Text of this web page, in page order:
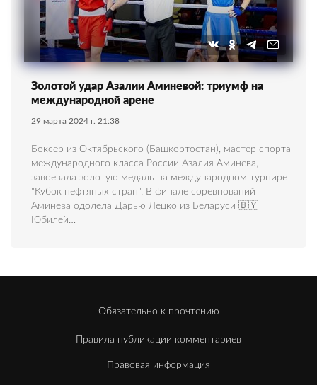
Золотой удар Азалии Аминевой: триумф на
международной арене
29 марта 2024 г. 21:38
Боксер из Октябрьского (Башкортостан), мастер спорта
международного класса России Азалия Аминева,
завоевала золотую медаль на международном турнире
"Кубок нефтяных стран". В финале соревнований
Аминева одолела Дарью Лецко из Беларуси 🇧🇾
Юбилей…
Обязательно к прочтению
Правила публикации комментариев
Правовая информация